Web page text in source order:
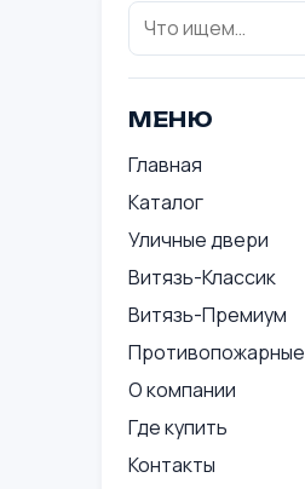
Поиск:
МЕНЮ
Главная
Каталог
Уличные двери
Витязь-Классик
Витязь-Премиум
Противопожарные
О компании
Где купить
Контакты